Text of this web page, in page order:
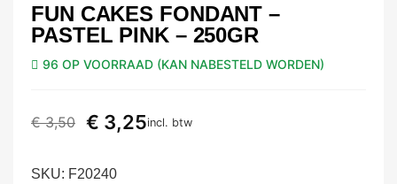
FUN CAKES FONDANT –
PASTEL PINK – 250GR
96 OP VOORRAAD (KAN NABESTELD WORDEN)
€3,50 € 3,25incl. btw
SKU: F20240